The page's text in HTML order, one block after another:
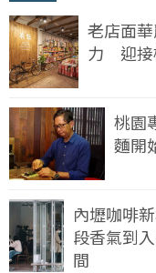
老店面
力 迎接
桃園
麵開
內壢咖啡
段香氣到
間